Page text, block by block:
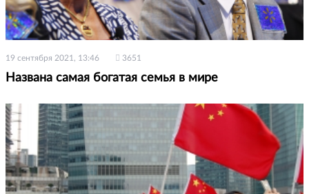
19 сентября 2021, 13:46 3651
Названа самая богатая семья в мире